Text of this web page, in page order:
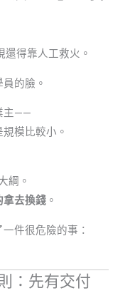
得靠人工救火。
的臉。
主——
模比較小。
綱。
拿去換錢 。
件很危險的事：
：先有交付